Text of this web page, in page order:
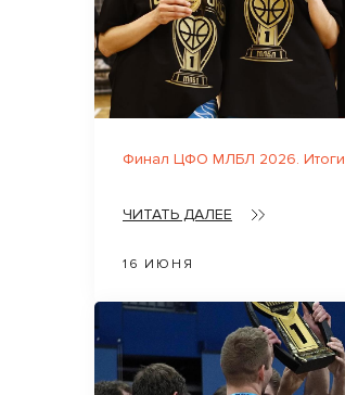
Финал ЦФО МЛБЛ 2026. Итоги
ЧИТАТЬ ДАЛЕЕ
16 ИЮНЯ